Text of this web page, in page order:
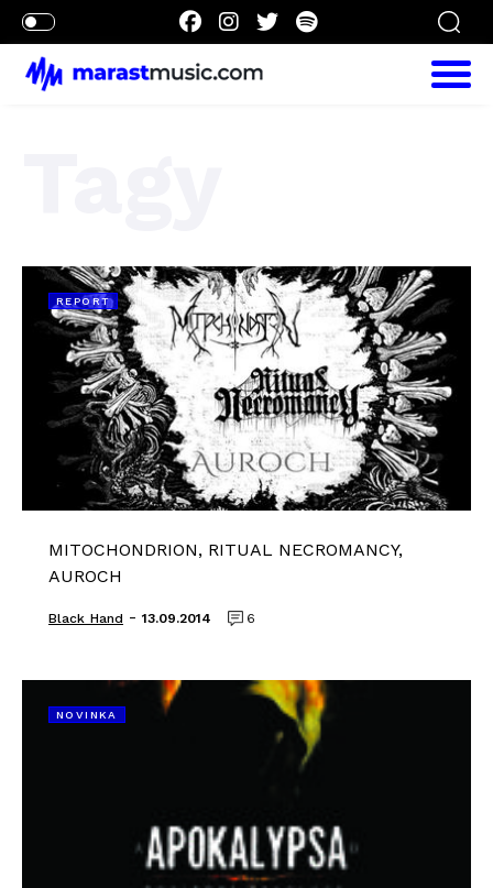
REPORT
MITOCHONDRION, RITUAL NECROMANCY,
AUROCH
Black_Hand - 13.09.2014 6
NOVINKA